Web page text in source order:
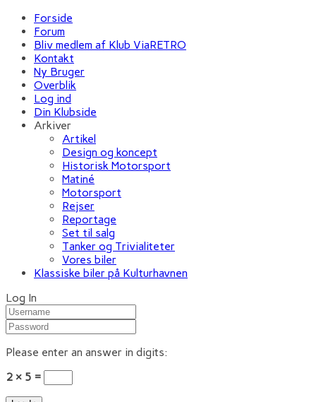
Forside
Forum
Bliv medlem af Klub ViaRETRO
Kontakt
Ny Bruger
Overblik
Log ind
Din Klubside
Arkiver
Artikel
Design og koncept
Historisk Motorsport
Matiné
Motorsport
Rejser
Reportage
Set til salg
Tanker og Trivialiteter
Vores biler
Klassiske biler på Kulturhavnen
Log In
Please enter an answer in digits:
2 × 5 =